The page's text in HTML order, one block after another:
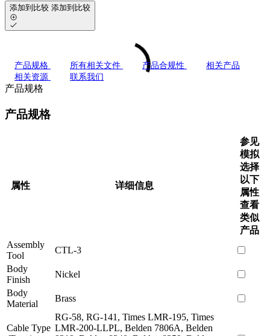
添加到比较 添加到比较
产品规格 所有相关文件 产品合规性
相关产品
相关资源
联系我们
产品规格
产品规格
属性 详细信息
参见
模拟
选择
以下
属性
查看
类似
产品
Assembly
Tool
CTL-3
Body
Finish
Nickel
Body
Material
Brass
Cable Type
RG-58, RG-141, Times LMR-195, Times
LMR-200-LLPL, Belden 7806A, Belden